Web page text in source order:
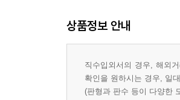
상품정보 안내
직수입외서의 경우, 해외
확인을 원하시는 경우, 일
(판형과 판수 등이 다양한